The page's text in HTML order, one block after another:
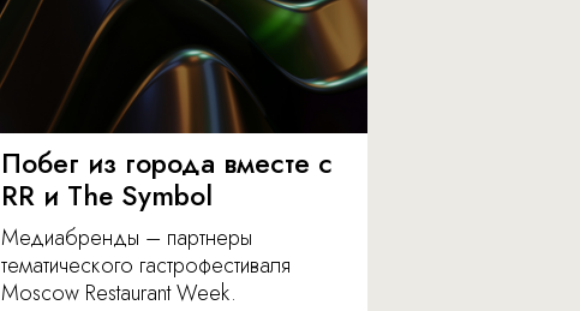
Побег из города вместе с
RR и The Symbol
Медиабренды – партнеры
тематического гастрофестиваля
Moscow Restaurant Week.